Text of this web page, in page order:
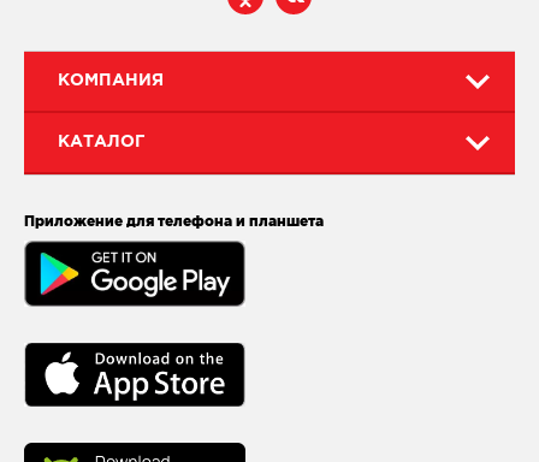
КОМПАНИЯ
КАТАЛОГ
Приложение для телефона и планшета